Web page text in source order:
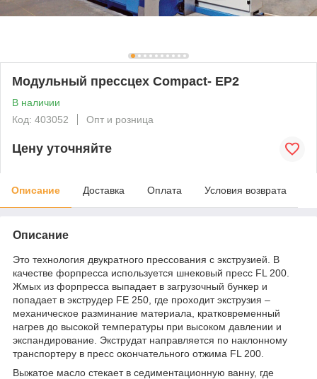
Модульный прессцех Compact- EP2
В наличии
Код: 403052
Опт и розница
Цену уточняйте
Описание Доставка Оплата Условия возврата
Описание
Это технология двукратного прессования с экструзией. В
качестве форпресса используется шнековый пресс FL 200.
Жмых из форпресса выпадает в загрузочный бункер и
попадает в экструдер FE 250, где проходит экструзия –
механическое разминание материала, кратковременный
нагрев до высокой температуры при высоком давлении и
экспандирование. Экструдат направляется по наклонному
транспортеру в пресс окончательного отжима FL 200.
Выжатое масло стекает в седиментационную ванну, где